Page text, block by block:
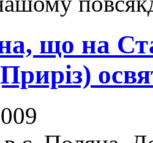
що на